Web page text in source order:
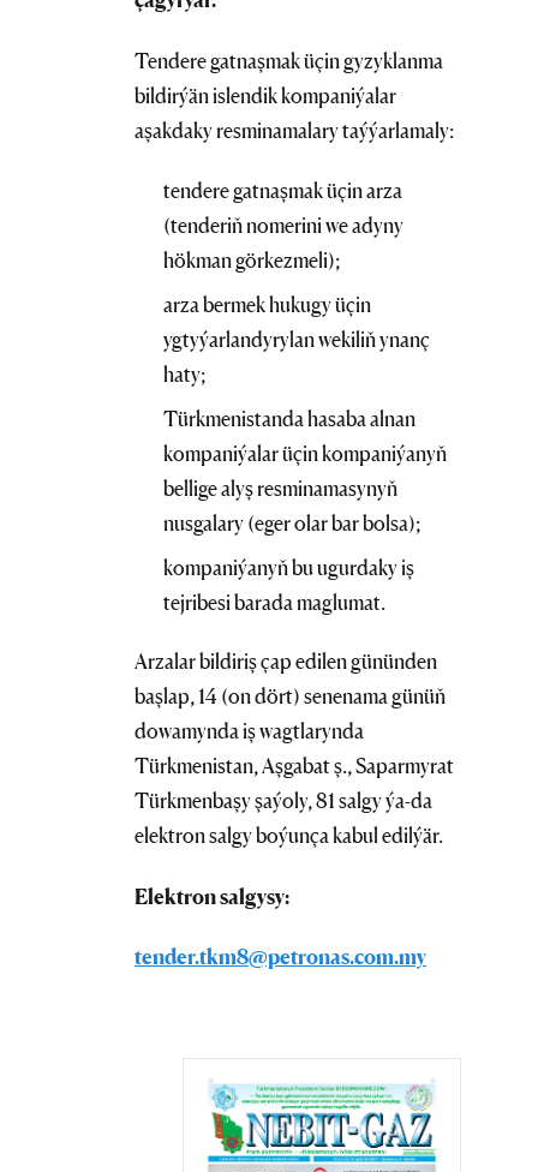
Tendere gatnaşmak üçin gyzyklanma
bildirýän islendik kompaniýalar
aşakdaky resminamalary taýýarlamaly:
tendere gatnaşmak üçin arza
(tenderiň nomerini we adyny
hökman görkezmeli);
arza bermek hukugy üçin
ygtyýarlandyrylan wekiliň ynanç
haty;
Türkmenistanda hasaba alnan
kompaniýalar üçin kompaniýanyň
bellige alyş resminamasynyň
nusgalary (eger olar bar bolsa);
kompaniýanyň bu ugurdaky iş
tejribesi barada maglumat.
Arzalar bildiriş çap edilen gününden
başlap, 14 (on dört) senenama günüň
dowamynda iş wagtlarynda
Türkmenistan, Aşgabat ş., Saparmyrat
Türkmenbaşy şaýoly, 81 salgy ýa-da
elektron salgy boýunça kabul edilýär.
Elektron salgysy:
tender.tkm8@petronas.com.my